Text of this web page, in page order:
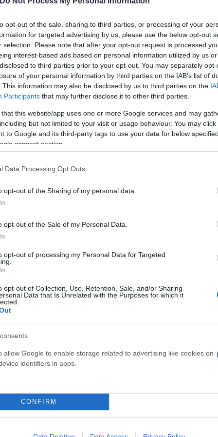
opt-out of the sale, sharing to third parties, or processing of your
for targeted advertising by us, please use the below opt-out
selection. Please note that after your opt-out request is processed
interest-based ads based on personal information utilized by us
to third parties prior to your opt-out. You may separately
of your personal information by third parties on the IAB’s list of
This information may also be disclosed by us to third parties on the
Participants that may further disclose it to other third parties.
that this website/app uses one or more Google services and may
but not limited to your visit or usage behaviour. You may
to Google and its third-party tags to use your data for below
consent section.
Data Processing Opt Outs
opt-out of the Sharing of my personal data.
opt-out of the Sale of my Personal Data.
opt-out of processing my Personal Data for Targeted
opt-out of Collection, Use, Retention, Sale, and/or Sharing
Data that Is Unrelated with the Purposes for which it
allow Google to enable storage related to advertising like cookies on
identifiers in apps.
CONFIRM
Αμερικανίδα τουρίστρια στο φαράγγι του
που έκανε kite surf έσωσε τουρίστα
πεζοπόρου στο φαράγγι του Βίκου
που είχε χαθεί στον Ψηλορείτη
τη μεταφορά τραυματισμένης γυναίκας
Διάσωσης
θεό» - Η κυρία Μέσι
στο Instagram, την
η σύντροφος του
Και οι μαϊμούδες έχουν
επιστήμονες ρίχνουν